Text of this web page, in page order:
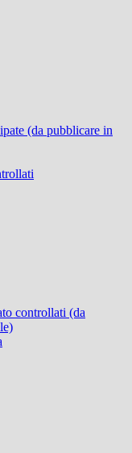
(da pubblicare in
controllati (da